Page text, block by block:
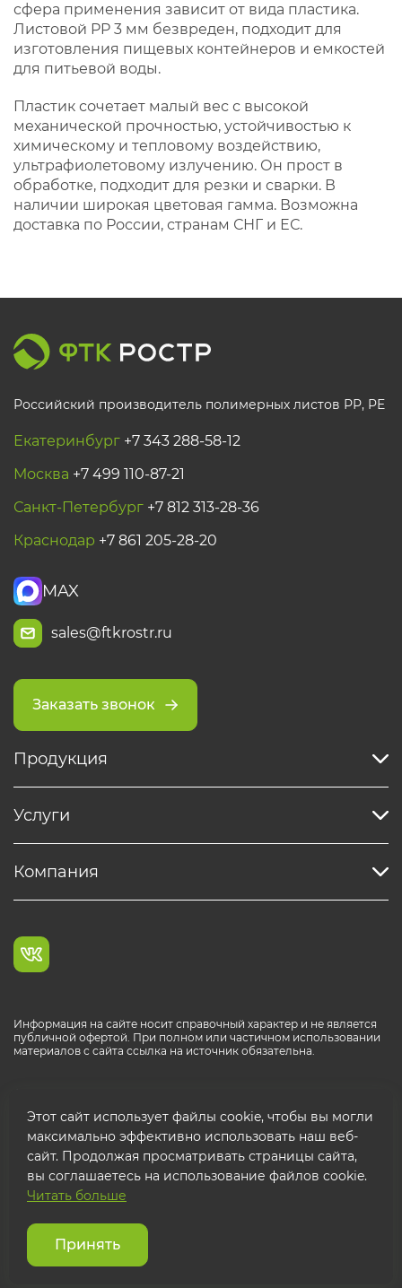
сфера применения зависит от вида пластика.
Листовой PP 3 мм безвреден, подходит для
изготовления пищевых контейнеров и емкостей
для питьевой воды.
Пластик сочетает малый вес с высокой
механической прочностью, устойчивостью к
химическому и тепловому воздействию,
ультрафиолетовому излучению. Он прост в
обработке, подходит для резки и сварки. В
наличии широкая цветовая гамма. Возможна
доставка по России, странам СНГ и ЕС.
Российский производитель полимерных листов РР, PE
Екатеринбург +7 343 288-58-12
Москва +7 499 110-87-21
Санкт-Петербург +7 812 313-28-36
Краснодар +7 861 205-28-20
MAX
sales@ftkrostr.ru
Заказать звонок
Продукция
Услуги
Компания
Информация на сайте носит справочный характер и не является
публичной офертой. При полном или частичном использовании
материалов с сайта ссылка на источник обязательна.
© 2026 ООО "ФТК РОСТР"
Защита персональных данных
Использование cookies
Этот сайт использует файлы cookie, чтобы вы могли
максимально эффективно использовать наш веб-
сайт. Продолжая просматривать страницы сайта,
вы соглашаетесь на использование файлов cookie.
Читать больше
Принять